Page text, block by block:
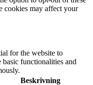
cookies may affect your
for the website to
functionalities and
Beskrivning